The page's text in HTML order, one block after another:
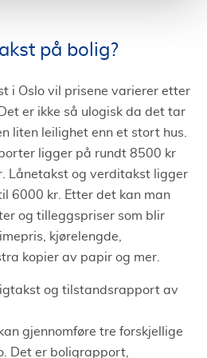
på bolig?
i Oslo vil prisene varierer etter
er ikke så ulogisk da det tar
liten leilighet enn et stort hus.
ligger på rundt 8500 kr
Lånetakst og verditakst ligger
6000 kr. Etter det kan man
og tilleggspriser som blir
kjørelengde,
kopier av papir og mer.
og tilstandsrapport av
gjennomføre tre forskjellige
Det er boligrapport,